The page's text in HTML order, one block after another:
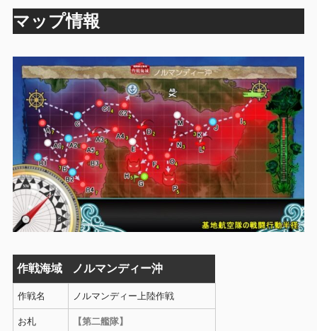
マップ情報
作戦海域 ノルマンディー沖
作戦名 ノルマンディー上陸作戦
お札
【第二艦隊】